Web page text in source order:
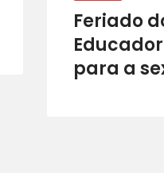
Feriado
para a